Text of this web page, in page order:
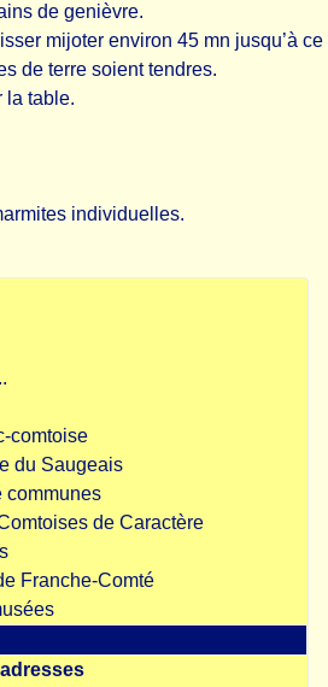
de genièvre.
mijoter environ 45 mn jusqu’à ce
de terre soient tendres.
la table.
individuelles.
comtoise
du Saugeais
communes
de Caractère
Franche-Comté